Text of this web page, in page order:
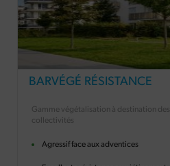
BARVÉGÉ RÉSISTANCE
Gamme végétalisation à destination des
collectivités
Agressif face aux adventices